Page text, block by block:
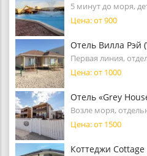
5 минут до моря,
Цена: от 900
Отель Вилла Рэй
Первая линия,
Цена: от 1000
Отель «Grey
Возле моря,
Цена: от 1500
Коттеджи